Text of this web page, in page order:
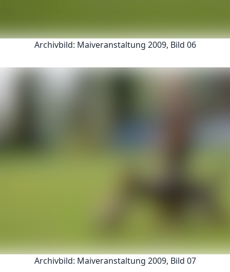
Archivbild: Maiveranstaltung 2009, Bild 06
Archivbild: Maiveranstaltung 2009, Bild 07